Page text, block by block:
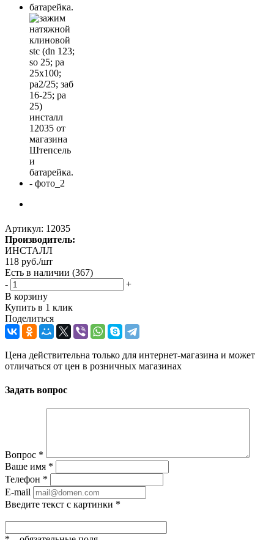
Артикул: 12035
Производитель:
ИНСТАЛЛ
118 руб./шт
Есть в наличии (367)
-
+
В корзину
Купить в 1 клик
Поделиться
Цена действительна только для интернет-магазина и может
отличаться от цен в розничных магазинах
Задать вопрос
Вопрос *
Ваше имя *
Телефон *
E-mail
Введите текст с картинки *